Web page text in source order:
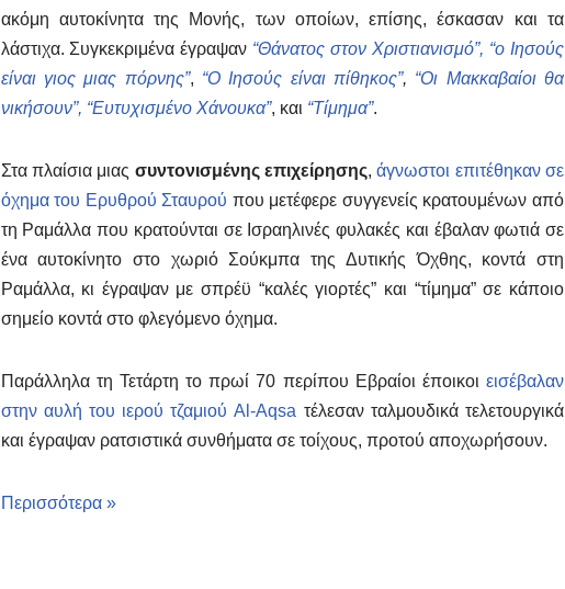
ακόμη αυτοκίνητα της Μονής, των οποίων, επίσης, έσκασαν και τα
λάστιχα. Συγκεκριμένα έγραψαν “Θάνατος στον Χριστιανισμό”, “ο Ιησούς
είναι γιος μιας πόρνης”, “Ο Ιησούς είναι πίθηκος”, “Οι Μακκαβαίοι θα
νικήσουν”, “Ευτυχισμένο Χάνουκα”, και “Τίμημα”.
Στα πλαίσια μιας συντονισμένης επιχείρησης,άγνωστοι επιτέθηκαν σε
όχημα του Ερυθρού Σταυρού που μετέφερε συγγενείς κρατουμένων από
τη Ραμάλλα που κρατούνται σε Ισραηλινές φυλακές και έβαλαν φωτιά σε
ένα αυτοκίνητο στο χωριό Σούκμπα της Δυτικής Όχθης, κοντά στη
Ραμάλλα, κι έγραψαν με σπρέϋ “καλές γιορτές” και “τίμημα” σε κάποιο
σημείο κοντά στο φλεγόμενο όχημα.
Παράλληλα τη Τετάρτη το πρωί 70 περίπου Εβραίοι έποικοι εισέβαλαν
στην αυλή του ιερού τζαμιού Al-Aqsa τέλεσαν ταλμουδικά τελετουργικά
και έγραψαν ρατσιστικά συνθήματα σε τοίχους, προτού αποχωρήσουν.
Περισσότερα »